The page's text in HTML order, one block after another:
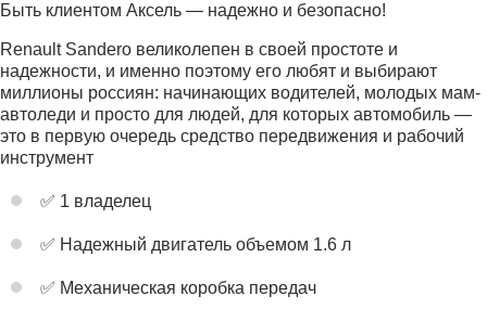
Быть клиентом Аксель — надежно и безопасно!
Renault Sandero великолепен в своей простоте и
надежности, и именно поэтому его любят и выбирают
миллионы россиян: начинающих водителей, молодых мам-
автоледи и просто для людей, для которых автомобиль —
это в первую очередь средство передвижения и рабочий
инструмент
✅ 1 владелец
✅ Надежный двигатель объемом 1.6 л
✅ Механическая коробка передач